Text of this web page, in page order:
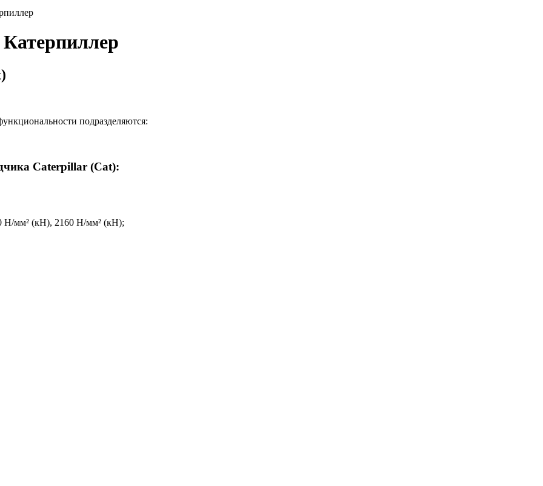
подразделяются:
Caterpillar (Cat):
Н/мм² (кН), 2160 Н/мм² (кН);